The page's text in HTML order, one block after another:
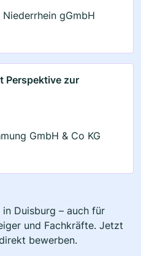
gGmbH
Perspektive zur
GmbH & Co KG
Duisburg – auch für
und Fachkräfte. Jetzt
bewerben.